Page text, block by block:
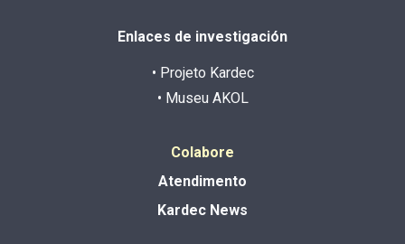
Enlaces de investigación
• Projeto Kardec
• Museu AKOL
Colabore
Atendimento
Kardec News